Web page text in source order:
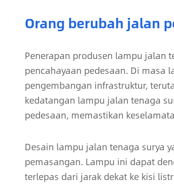
Orang berubah jalan
Penerapan produsen lampu jalan
pencahayaan pedesaan. Di masa
pengembangan infrastruktur,
kedatangan lampu jalan tenaga
pedesaan, memastikan
Desain lampu jalan tenaga surya
pemasangan. Lampu ini dapat
terlepas dari jarak dekat ke kisi